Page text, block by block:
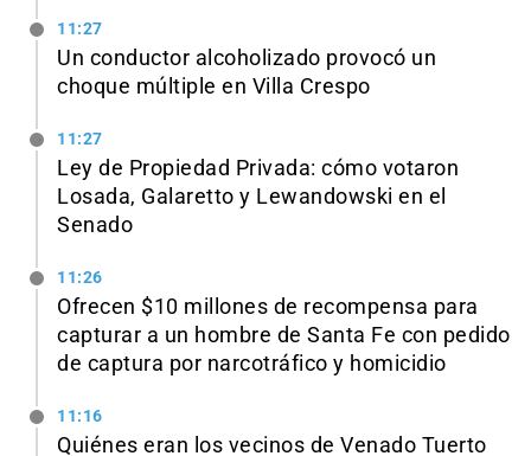
11:27
Un conductor alcoholizado provocó un
choque múltiple en Villa Crespo
11:27
Ley de Propiedad Privada: cómo votaron
Losada, Galaretto y Lewandowski en el
Senado
11:26
Ofrecen $10 millones de recompensa para
capturar a un hombre de Santa Fe con pedido
de captura por narcotráfico y homicidio
11:16
Quiénes eran los vecinos de Venado Tuerto